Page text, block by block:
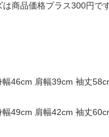
は商品価格プラス300円で
46cm 肩幅39cm 袖丈
49cm 肩幅42cm 袖丈